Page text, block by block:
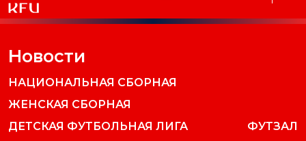
Новости
НАЦИОНАЛЬНАЯ СБОРНАЯ
ЖЕНСКАЯ СБОРНАЯ
ДЕТСКАЯ ФУТБОЛЬНАЯ ЛИГА
ФУТЗАЛ